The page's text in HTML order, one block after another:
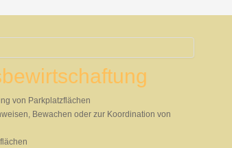
von Parkplatzflächen
Bewachen oder zur Koordination von